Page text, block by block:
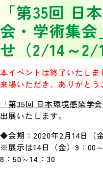
「第35回 日
会・学術集会
せ（2/14～2/
本イベントは終了いたし
来場いただき、ありがとう
「第35回 日本環境感染学
出展いたします。
◆会期：2020年2月14日（
※展示は14日（金）9：00～
8：50～14：30